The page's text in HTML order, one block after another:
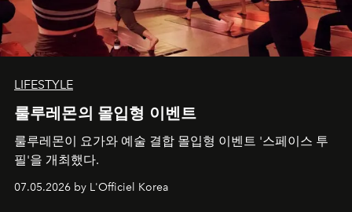
LIFESTYLE
룰루레몬의 몰입형 이벤트
룰루레몬이 요가와 예술 결합 몰입형 이벤트 '스페이스 투
필'을 개최했다.
07.05.2026 by L'Officiel Korea